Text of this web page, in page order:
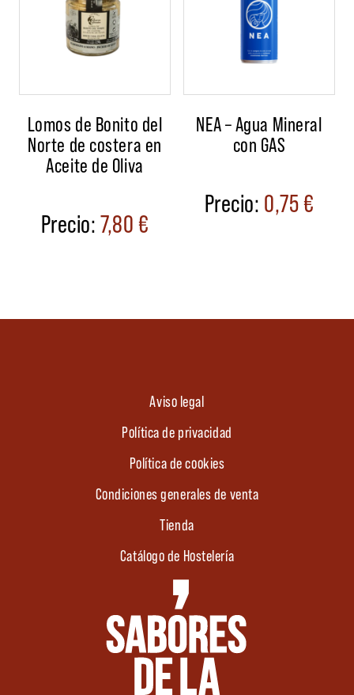
Lomos de Bonito del
Norte de costera en
Aceite de Oliva
7,80€
NEA – Agua Mineral
con GAS
0,75€
Aviso legal
Política de privacidad
Política de cookies
Condiciones generales de venta
Tienda
Catálogo de Hostelería